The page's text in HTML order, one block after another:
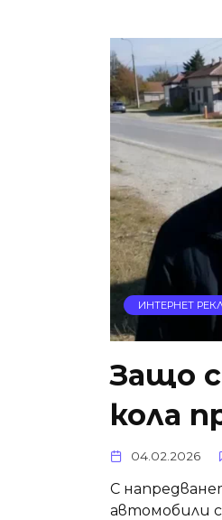
ИНТЕРНЕТ
Защо
кола
04.02.2026
С
автомобили